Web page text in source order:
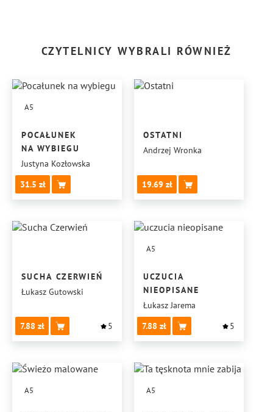
CZYTELNICY WYBRALI RÓWNIEŻ
A5
POCAŁUNEK
NA WYBIEGU
Justyna Kozłowska
31.5
OSTATNI
Andrzej Wronka
19.69
SUCHA CZERWIEŃ
Łukasz Gutowski
7.88 5
A5
UCZUCIA
NIEOPISANE
Łukasz Jarema
7.88
5
A5 A5